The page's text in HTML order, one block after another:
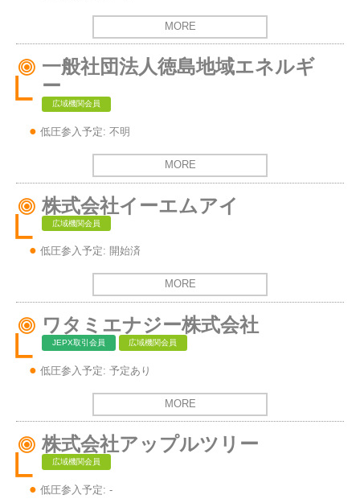
MORE
一般社団法人徳島地域エネルギ
ー
広域機関会員
低圧参入予定: 不明
MORE
株式会社イーエムアイ
広域機関会員
低圧参入予定: 開始済
MORE
ワタミエナジー株式会社
JEPX取引会員 広域機関会員
低圧参入予定: 予定あり
MORE
株式会社アップルツリー
広域機関会員
低圧参入予定: -